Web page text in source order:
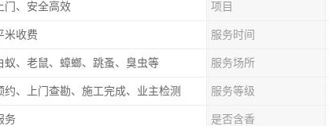
门、安全高效 项目
米收费 服务时间
蚁、老鼠、蟑螂、跳蚤、臭虫等 服务场所
约、上门查勘、施工完成、业主检测 服务等级
务 是否含香